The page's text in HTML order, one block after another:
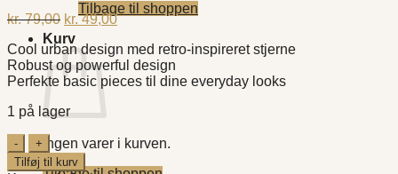
Tilbage til shoppen
Kurv
Ingen varer i kurven.
kr.79,00 Den
oprindelige
pris
var:
kr. 79,00.
kr.49,00Den
pris
er:
kr. 49,00.
Cool urban design med retro-inspireret stjerne
Robust og powerful design
Perfekte basic pieces til dine everyday looks
1 på lager
Colorfull
Big
Tilføj til kurv